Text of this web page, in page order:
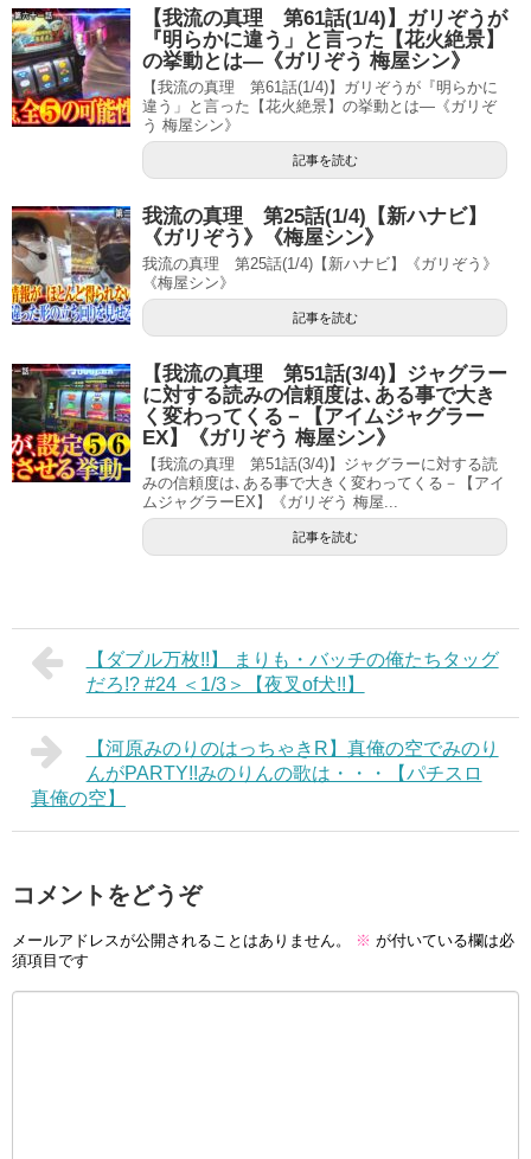
【我流の真理 第61話(1/4)】ガリぞうが
『明らかに違う」と言った【花火絶景】
の挙動とは―《ガリぞう 梅屋シン》
【我流の真理 第61話(1/4)】ガリぞうが『明らかに
違う」と言った【花火絶景】の挙動とは―《ガリぞ
う 梅屋シン》
記事を読む
我流の真理 第25話(1/4)【新ハナビ】
《ガリぞう》《梅屋シン》
我流の真理 第25話(1/4)【新ハナビ】《ガリぞう》
《梅屋シン》
記事を読む
【我流の真理 第51話(3/4)】ジャグラー
に対する読みの信頼度は､ある事で大き
く変わってくる－【アイムジャグラー
EX】《ガリぞう 梅屋シン》
【我流の真理 第51話(3/4)】ジャグラーに対する読
みの信頼度は､ある事で大きく変わってくる－【アイ
ムジャグラーEX】《ガリぞう 梅屋...
記事を読む
【ダブル万枚!!】 まりも・バッチの俺たちタッグ
だろ!? #24 ＜1/3＞【夜叉of犬!!】
【河原みのりのはっちゃきR】真俺の空でみのり
んがPARTY!!みのりんの歌は・・・【パチスロ
真俺の空】
コメントをどうぞ
メールアドレスが公開されることはありません。 ※ が付いている欄は必
須項目です